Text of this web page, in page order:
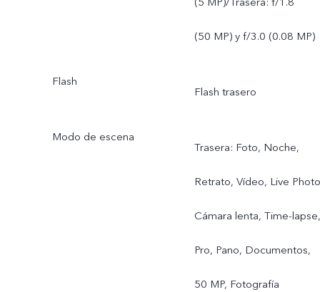
(50 MP) y f/3.0 (0.08 MP)
Flash
Flash trasero
Modo de escena
Trasera: Foto, Noche,
Retrato, Vídeo, Live
Cámara lenta, Time-lapse,
Pro, Pano, Documentos,
50 MP, Fotografía